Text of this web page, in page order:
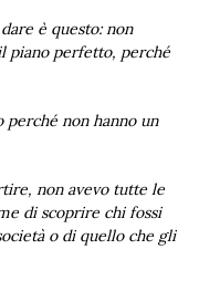
è questo: non
piano perfetto, perché
non hanno un
non avevo tutte le
di scoprire chi fossi
o di quello che gli